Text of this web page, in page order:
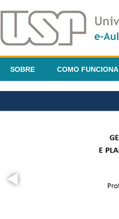
SOBRE COMO FUNCIONA